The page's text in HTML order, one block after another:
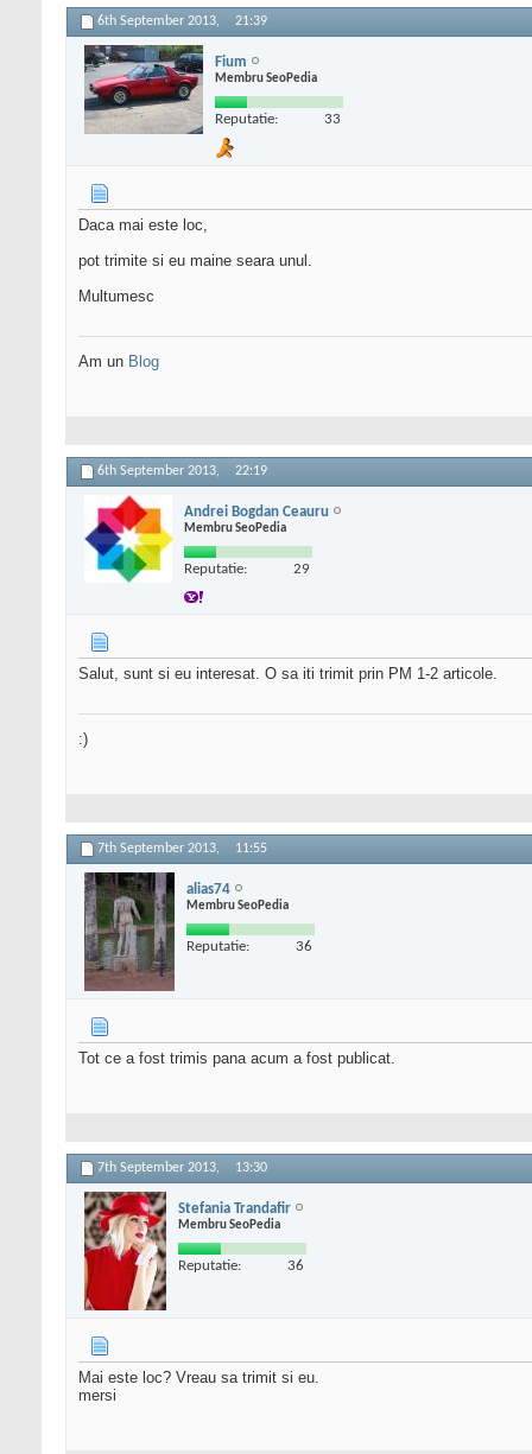
6th September 2013, 21:39
Fium
Membru SeoPedia
Reputatie: 33
Daca mai este loc,
pot trimite si eu maine seara unul.
Multumesc
Am un Blog
6th September 2013, 22:19
Andrei Bogdan Ceauru
Membru SeoPedia
Reputatie: 29
Salut, sunt si eu interesat. O sa iti trimit prin PM 1-2 articole.
:)
7th September 2013, 11:55
alias74
Membru SeoPedia
Reputatie: 36
Tot ce a fost trimis pana acum a fost publicat.
7th September 2013, 13:30
Stefania Trandafir
Membru SeoPedia
Reputatie: 36
Mai este loc? Vreau sa trimit si eu.
mersi